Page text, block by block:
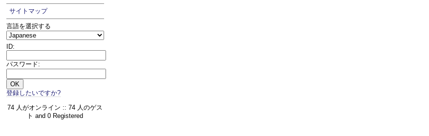
サイトマップ
言語を選択する
ID:
パスワード:
登録したいですか?
74 人がオンライン :: 74 人のゲス
ト and 0 Registered